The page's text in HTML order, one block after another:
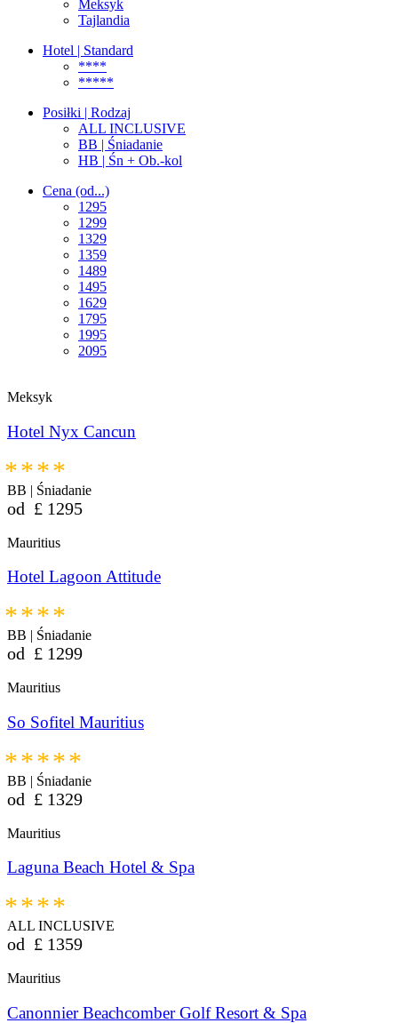
Meksyk
Tajlandia
Hotel | Standard
****
*****
Posiłki | Rodzaj
ALL INCLUSIVE
BB | Śniadanie
HB | Śn + Ob.-kol
Cena (od...)
1295
1299
1329
1359
1489
1495
1629
1795
1995
2095
Meksyk
Hotel Nyx Cancun
****
BB | Śniadanie
od £ 1295
Mauritius
Hotel Lagoon Attitude
****
BB | Śniadanie
od £ 1299
Mauritius
So Sofitel Mauritius
*****
BB | Śniadanie
od £ 1329
Mauritius
Laguna Beach Hotel & Spa
****
ALL INCLUSIVE
od £ 1359
Mauritius
Canonnier Beachcomber Golf Resort & Spa